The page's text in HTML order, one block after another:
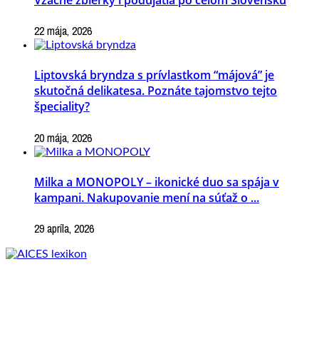
22 mája, 2026
Liptovská bryndza s prívlastkom “májová” je
skutočná delikatesa. Poznáte tajomstvo tejto
špeciality?
20 mája, 2026
Milka a MONOPOLY – ikonické duo sa spája v
kampani. Nakupovanie mení na súťaž o ...
29 apríla, 2026